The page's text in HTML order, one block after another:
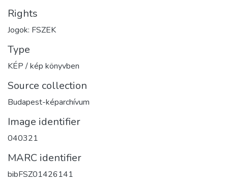
Rights
Jogok: FSZEK
Type
KÉP / kép könyvben
Source collection
Budapest-képarchívum
Image identifier
040321
MARC identifier
bibFSZ01426141